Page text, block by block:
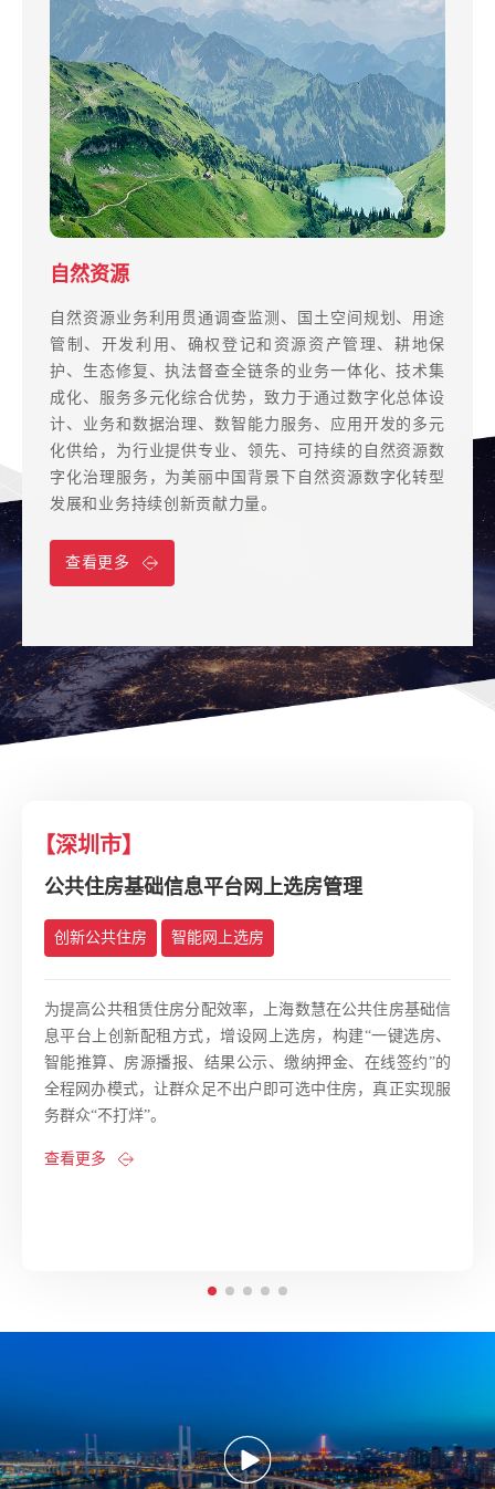
2025-10-30丨新闻资讯
高邮市项目通过验收
2024-01-18丨新闻资讯
山西省项目通过初验
2023-12-29丨新闻资讯
陕西省自然资源国土空间用途管制全域监管全业
2023-12-25丨 新闻资讯
智慧合肥时空大数据平台项目通过初验
呼和浩特市项目通过终验
广州市国土空间基础信息平台2023年升级改造项
目通过初验
设项目通过验收
2023-12-18丨新闻资讯
“国土空间生态修复应用场景”项目协同模块研发
2023-12-15丨新闻资讯
江苏省国土空间规划“一张图”实施监督信息系统
通过验收
济南市自然资源和规划局项目策划协同和业务对
自然资源电子证照管理的技术服务项目通过验收
自然资源
自然资源业务利用贯通调查监测、国土空间规划、用途
管制、开发利用、确权登记和资源资产管理、耕地保
护、生态修复、执法督查全链条的业务一体化、技术集
成化、服务多元化综合优势，致力于通过数字化总体设
计、业务和数据治理、数智能力服务、应用开发的多元
化供给，为行业提供专业、领先、可持续的自然资源数
字化治理服务，为美丽中国背景下自然资源数字化转型
发展和业务持续创新贡献力量。
查看更多
勘测规划设计
勘测规划设计业务聚焦国土空间总体规划、控制性详细
规划、村庄规划、耕地保护、生态修复、土地利用、权
益调查、建设用地报批、调查监测、确权登记、国土测
绘、水资源调查、林草湿调查监测等领域。拥有甲级测
绘、甲级土地规划、乙级林业调查规划设计等多项资
质，致力于打造“顾问式+保姆式”的服务新模式。
查看更多
住建
在数字住建以及住房和城乡建设事业高质量发展的政策
需求下，超图住建业务面向住房管理、城乡建设、城市
管理、综合管理等业务提供先进的空间智能解决方案与
服务。现已孵化数字房管、房地产大数据监测平台、住
房保障一体化信息平台等数字住房系列服务；以及CIM
平台、CIM+应用、城市体检评估信息平台等数字工程
及数字城市系列服务，通过信息资源整合，着力增强新
一代信息技术与住房城乡建设行业的深度融合，助力数
查看更多
数据要素与低空
大数据业务板块面向全国数据局/数据集团客户，提供空
间能力底座打造与一站式空间数据治理共享、数据要素
交易、应用场景运营服务。基于其自身多年空间智能技
术储备与全栈式带“货”（数据/场景/超市/设计）入场能
力，化解数据要素市场化配置改革的供给侧数据质量不
高、需求测市场需求不旺、供需对接渠道不畅和体制、
机制保障不到位等难题，推动全域信息化统筹发展和数
据要素协同优化、复用增效、融合创新，助力高质量发
查看更多
水利和气象
水利气象业务线解决方案长期聚焦水利、气象等业务领
域，依托空间智能技术、大数据技术、人工智能技术赋
能行业应用；基于数据中台模式全面汇聚各行各业相关
数据，建立行业二三维一体化数据底座；融合行业专业
模型和智能模型，构建智能化应用，辅助智慧化决策，
为行业主管部门提供国内领先的水利气象行业空间智能
解决方案，实现各行业治理管理活动、各类灾害防治等
业务。
查看更多
能源机场园区
面向能源、民航、园区等新基建运营企业，进一步以空
间智能技术为核心，以政府数据、互联网数据以及商业
数据多源融合为突破，构建起领先的企业时空智能底
座，全面深入场景化创新应用。通过与园区、机场、油
田、管网等行业客户的长期合作与联合创新，形成了涵
盖选线选址、孪生仿真、协同运行等应用的系列高价值
解决方案。
数据治理
时空数据治理解决方案深度聚焦自然资源、数据局、住
建、水气、气象、园区、能源等行业，提供覆盖“全生
命周期、全要素、全流程、全信创”的数据要素化治理
与服务能力，全面赋能行业数字化转型，增强数据可用
性，深化数据洞察，释放数据价值。
查看更多
企业SaaS
企业SaaS，面向家电、快消、金融等商业客户，以互联
网SaaS、PaaS、DaaS等模式，提供灵活便捷的商业数
智化在线地图应用，以及定制解决方案，通过10年创新
发展成长为企业地图服务领导品牌。
查看更多
【江苏省】
省-市-县联动、管-用-策融合，服务江苏省国土
空间规划全过程
以江苏省自然资源大数据平台为基础，第三次全省国土调查
成果为依据，整合国土空间规划编制所需的各类空间关联数
据，江苏省自然资源厅统筹建设省-市-县联动的国土空间规
划“一张图”实施监督信息系统，打造覆盖全省国土空间规划